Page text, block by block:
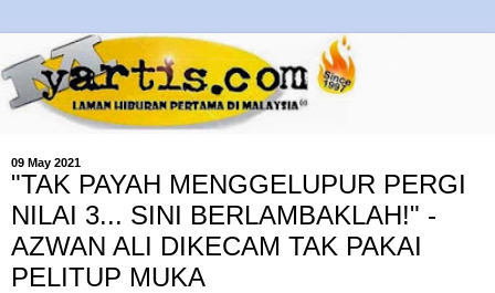
09 May 2021
"TAK PAYAH MENGGELUPUR PERGI
NILAI 3... SINI BERLAMBAKLAH!" -
AZWAN ALI DIKECAM TAK PAKAI
PELITUP MUKA